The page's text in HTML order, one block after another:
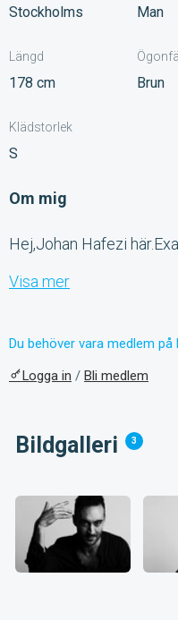
Stockholms Man
Längd
178 cm Brun
Klädstorlek
S
Om mig
Hej,Johan Hafezi
Visa mer
Du behöver vara medlem
Logga in / Bli medlem
Bildgalleri 3